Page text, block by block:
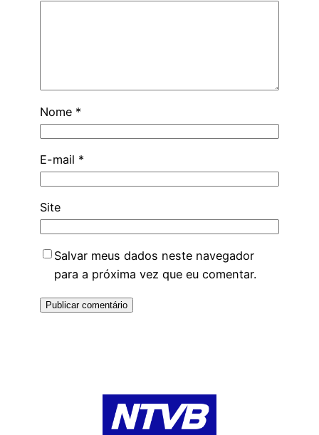
Nome *
E-mail *
Site
Salvar meus dados neste navegador
para a próxima vez que eu comentar.